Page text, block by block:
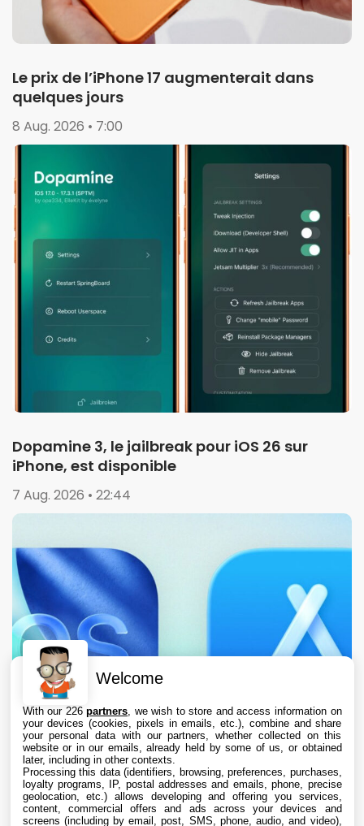
Le prix de l’iPhone 17 augmenterait dans
quelques jours
8 Aug. 2026 • 7:00
Dopamine 3, le jailbreak pour iOS 26 sur
iPhone, est disponible
7 Aug. 2026 • 22:44
L’App Store est en panne pour plusieurs
Welcome
With our 226partners , we wish to store and access information on
your devices (cookies, pixels in emails, etc.), combine and share
your personal data with our partners, whether collected on this
website or in our emails, already held by some of us, or obtained
later, including in other contexts.
Processing this data (identifiers, browsing, preferences, purchases,
loyalty programs, IP, postal addresses and emails, phone, precise
geolocation, etc.) allows developing and offering you services,
content, commercial offers and ads across your devices and
screens (including by email, post, SMS, phone, audio, and video),